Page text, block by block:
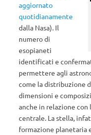
aggiornato
quotidianamente
dalla Nasa). Il
numero di
esopianeti
identificati e
permettere agli
come la distribuzione
dimensioni e
anche in relazione
centrale. La stella,
formazione planetaria